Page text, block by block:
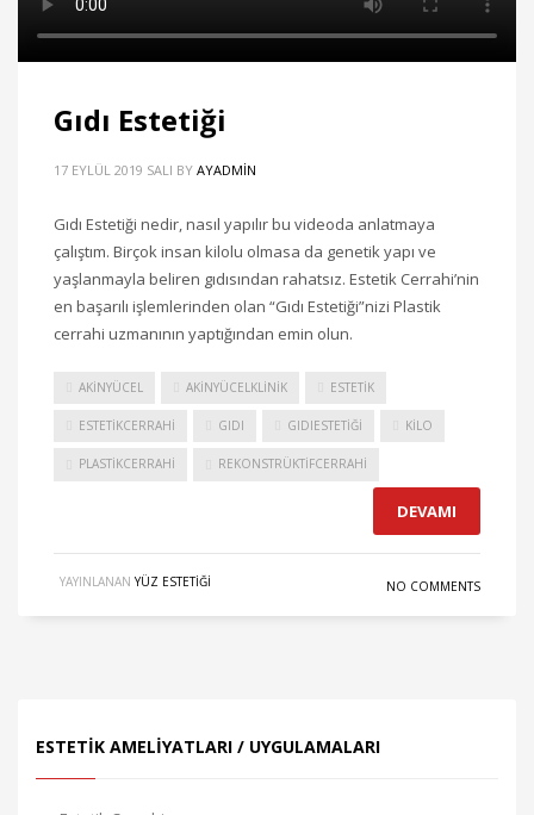
Gıdı Estetiği
17 EYLÜL 2019 SALI BY AYADMIN
Gıdı Estetiği nedir, nasıl yapılır bu videoda anlatmaya
çalıştım. Birçok insan kilolu olmasa da genetik yapı ve
yaşlanmayla beliren gıdısından rahatsız. Estetik Cerrahi’nin
en başarılı işlemlerinden olan “Gıdı Estetiği”nizi Plastik
cerrahi uzmanının yaptığından emin olun.
AKINYÜCEL AKINYÜCELKLINIK ESTETIK
ESTETIKCERRAHI GIDI GIDIESTETIĞI KILO
PLASTIKCERRAHI REKONSTRÜKTIFCERRAHI
DEVAMI
YAYINLANAN YÜZ ESTETIĞI NO COMMENTS
ESTETIK AMELIYATLARI / UYGULAMALARI